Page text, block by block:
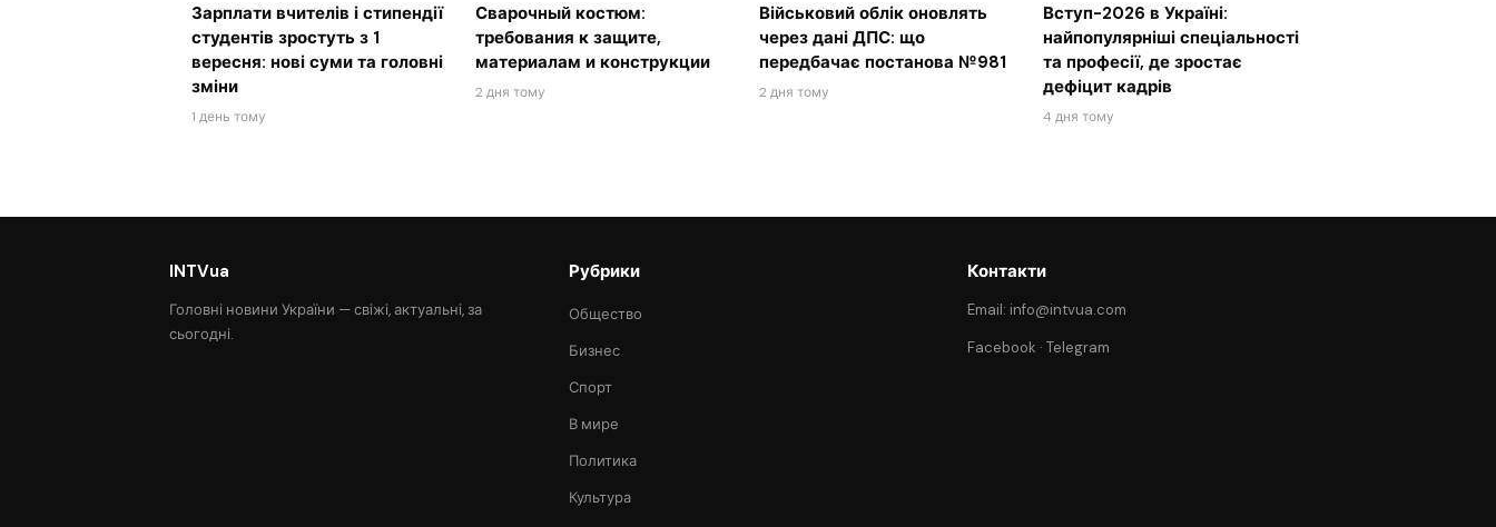
Зарплати вчителів і стипендії
студентів зростуть з 1
вересня: нові суми та головні
зміни
1 день тому
Сварочный костюм:
требования к защите,
материалам и конструкции
2 дня тому
Військовий облік оновлять
через дані ДПС: що
передбачає постанова №981
2 дня тому
Вступ-2026 в Україні:
найпопулярніші спеціальності
та професії, де зростає
дефіцит кадрів
4 дня тому
INTVua
Головні новини України — свіжі, актуальні, за
сьогодні.
Рубрики
Общество
Бизнес
Спорт
В мире
Политика
Культура
Контакти
Email: info@intvua.com
Facebook ·Telegram